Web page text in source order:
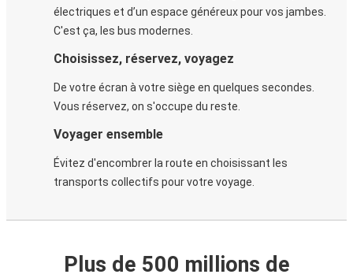
électriques et d’un espace généreux pour vos jambes.
C'est ça, les bus modernes.
Choisissez, réservez, voyagez
De votre écran à votre siège en quelques secondes.
Vous réservez, on s'occupe du reste.
Voyager ensemble
Évitez d'encombrer la route en choisissant les
transports collectifs pour votre voyage.
Plus de 500 millions de